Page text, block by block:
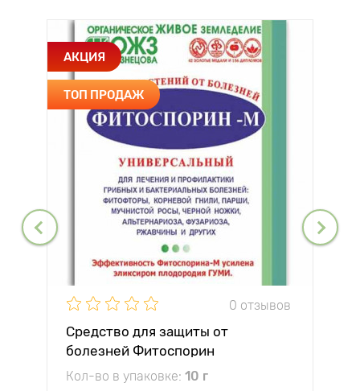
АКЦИЯ
ТОП ПРОДАЖ
0 отзывов
Средство для защиты от
болезней Фитоспорин
Кол-во в упаковке: 10 г